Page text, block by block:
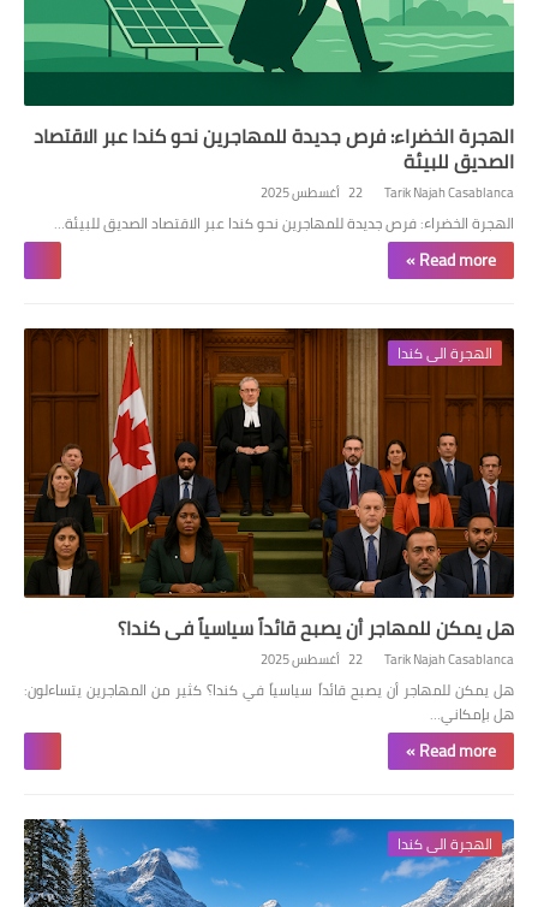
الهجرة الخضراء: فرص جديدة للمهاجرين نحو كندا عبر الاقتصاد
الصديق للبيئة
Tarik Najah Casablanca 22 أغسطس 2025
الهجرة الخضراء: فرص جديدة للمهاجرين نحو كندا عبر الاقتصاد الصديق للبيئة…
Read more »
الهجرة الى كندا
هل يمكن للمهاجر أن يصبح قائداً سياسياً في كندا؟
Tarik Najah Casablanca 22 أغسطس 2025
هل يمكن للمهاجر أن يصبح قائداً سياسياً في كندا؟ كثير من المهاجرين يتساءلون:
هل بإمكاني…
Read more »
الهجرة الى كندا